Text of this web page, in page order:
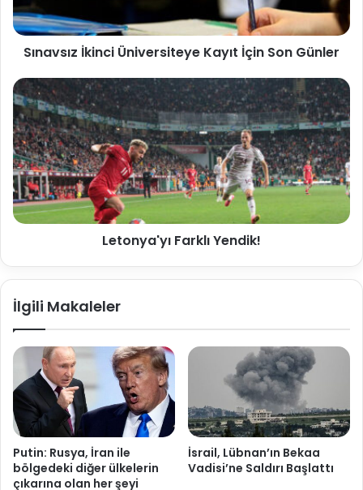
Sınavsız İkinci Üniversiteye Kayıt İçin Son Günler
Letonya'yı Farklı Yendik!
İlgili Makaleler
Putin: Rusya, İran ile
bölgedeki diğer ülkelerin
çıkarına olan her şeyi
İsrail, Lübnan’ın Bekaa
Vadisi’ne Saldırı Başlattı